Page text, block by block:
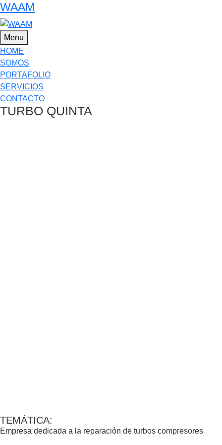
WAAM
Menu
HOME
SOMOS
PORTAFOLIO
SERVICIOS
CONTACTO
TURBO QUINTA
TEMÁTICA:
Empresa dedicada a la reparación de turbos compresores